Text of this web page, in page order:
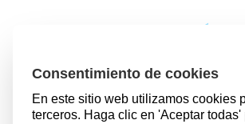
La aspiradora se ha convertido en un
esencial en cualquier hogar hoy en día.
a limpiar el hogar, en concreto el